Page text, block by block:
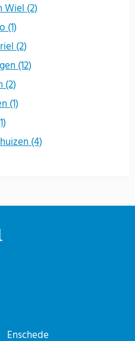
Wiel (2)
(1)
(2)
(12)
(2)
(1)
(4)
Enschede